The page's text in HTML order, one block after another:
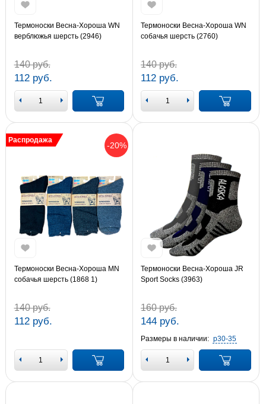
Термоноски Весна-Хороша WN
верблюжья шерсть (2946)
140 руб.
112 руб.
Термоноски Весна-Хороша WN
собачья шерсть (2760)
140 руб.
112 руб.
-20%
Распродажа
Термоноски Весна-Хороша MN
собачья шерсть (1868 1)
140 руб.
112 руб.
Термоноски Весна-Хороша JR
Sport Socks (3963)
160 руб.
144 руб.
Размеры в наличии: р30-35